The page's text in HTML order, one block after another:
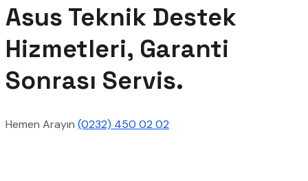
Asus Teknik Destek
Hizmetleri, Garanti
Sonrası Servis.
Hemen Arayın (0232) 450 02 02